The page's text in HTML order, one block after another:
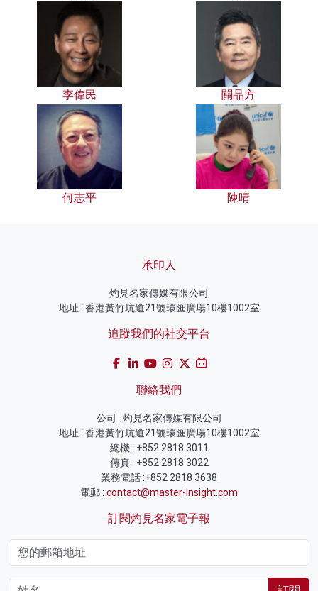
李偉民 關品方
何志平 陳晴
承印人
灼見名家傳媒有限公司
地址 : 香港黃竹坑道21號環匯廣場10樓1002室
追蹤我們的社交平台
聯絡我們
公司 : 灼見名家傳媒有限公司
地址 : 香港黃竹坑道21號環匯廣場10樓1002室
總機 : +852 2818 3011
傳真 : +852 2818 3022
業務電話 :+852 2818 3638
電郵 : contact@master-insight.com
訂閱灼見名家電子報